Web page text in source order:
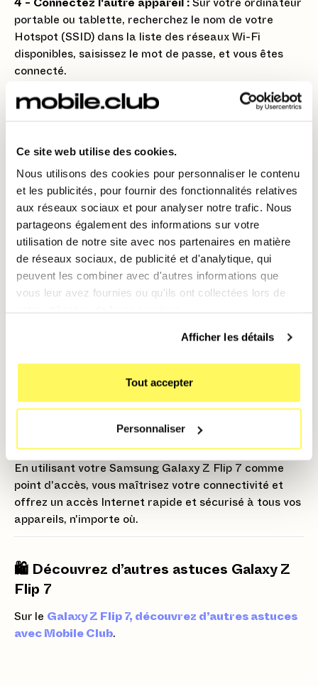
Ce site web utilise des cookies.
Nous utilisons des cookies pour personnaliser le contenu
et les publicités, pour fournir des fonctionnalités relatives
aux réseaux sociaux et pour analyser notre trafic. Nous
partageons également des informations sur votre
utilisation de notre site avec nos partenaires en matière
de réseaux sociaux, de publicité et d'analytique, qui
peuvent les combiner avec d'autres informations que
vous leur avez fournies ou qu'ils ont collectées lors de
Afficher les détails
Tout accepter
Personnaliser
4 - Connectez l'autre appareil : Sur votre ordinateur
portable ou tablette, recherchez le nom de votre
Hotspot (SSID) dans la liste des réseaux Wi-Fi
disponibles, saisissez le mot de passe, et vous êtes
connecté.
💡 Astuce : Le Hotspot automatique
Si vous possédez d'autres appareils Samsung
(tablette, montre) connectés à votre compte
Samsung :
Activez Auto Hotspot :Dans les réglages du
"Point d'accès mobile", cherchez l'option"Partage
automatique du point d'accès"(Auto Hotspot
Connexion sans saisie : Cette fonction permet à
automatiquement au Hotspot du Z Flip 7 sans
proximité.
Attention : L'utilisation du Hotspot consomme
rapidement la batterie et les données de votre forfait.
Surveillez votre consommation et désactivez la
En utilisant votre Samsung Galaxy Z Flip 7 comme
point d'accès, vous maîtrisez votre connectivité et
offrez un accès Internet rapide et sécurisé à tous vos
appareils, n'importe où.
🛍️ Découvrez d’autres astuces Galaxy Z
Flip 7
Sur le Galaxy Z Flip 7, découvrez d’autres astuces
avec Mobile Club.